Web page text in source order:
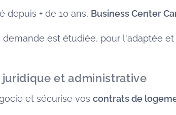
depuis + de 10 ans, Business Center
demande est étudiée, pour l'adaptée
juridique et administrative
et sécurise vos contrats de